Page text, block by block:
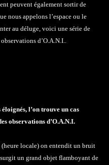
peuvent également sortir de
nous appelons l’espace ou le
au déluge, voici une série de
d’O.A.N.I..
éloignés, l’on trouve un cas
observations d’O.A.N.I.
locale) on entendit un bruit
un grand objet flamboyant de